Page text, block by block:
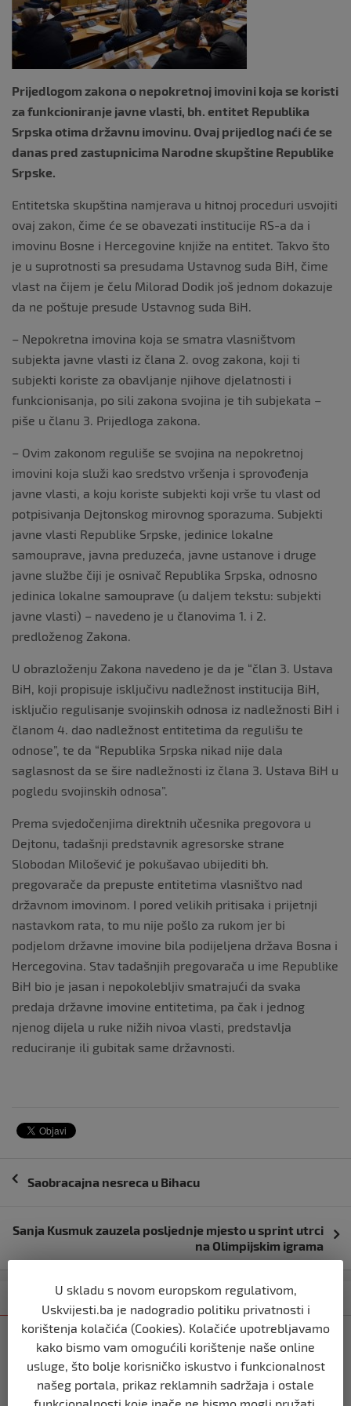
Prijedlogom zakona o nepokretnoj imovini koja se koristi
za funkcioniranje javne vlasti, bh. entitet Republika
Srpska otima državnu imovinu. Ovaj prijedlog naći će se
danas pred zastupnicima Narodne skupštine Republike
Srpske.
Entitetska skupština namjerava u hitnoj proceduri usvojiti
ovaj zakon, čime će se obavezati institucije RS-a da i
imovinu Bosne i Hercegovine knjiže na entitet. Takvo što
je u suprotnosti sa presudama Ustavnog suda BiH, čime
vlast na čijem je čelu Milorad Dodik još jednom dokazuje
da ne poštuje presude Ustavnog suda BiH.
– Nepokretna imovina koja se smatra vlasništvom
subjekta javne vlasti iz člana 2. ovog zakona, koji ti
subjekti koriste za obavljanje njihove djelatnosti i
funkcionisanja, po sili zakona svojina je tih subjekata –
piše u članu 3. Prijedloga zakona.
– Ovim zakonom reguliše se svojina na nepokretnoj
imovini koja služi kao sredstvo vršenja i sprovođenja
javne vlasti, a koju koriste subjekti koji vrše tu vlast od
potpisivanja Dejtonskog mirovnog sporazuma. Subjekti
javne vlasti Republike Srpske, jedinice lokalne
samouprave, javna preduzeća, javne ustanove i druge
javne službe čiji je osnivač Republika Srpska, odnosno
jedinica lokalne samouprave (u daljem tekstu: subjekti
javne vlasti) – navedeno je u članovima 1. i 2.
predloženog Zakona.
U obrazloženju Zakona navedeno je da je “član 3. Ustava
BiH, koji propisuje isključivu nadležnost institucija BiH,
isključio regulisanje svojinskih odnosa iz nadležnosti BiH i
članom 4. dao nadležnost entitetima da regulišu te
odnose”, te da “Republika Srpska nikad nije dala
saglasnost da se šire nadležnosti iz člana 3. Ustava BiH u
pogledu svojinskih odnosa”.
Prema svjedočenjima direktnih učesnika pregovora u
Dejtonu, tadašnji predstavnik agresorske strane
Slobodan Milošević je pokušavao ubijediti bh.
pregovarače da prepuste entitetima vlasništvo nad
državnom imovinom. I pored velikih pritisaka i prijetnji
nastavkom rata, to mu nije pošlo za rukom jer bi
podjelom državne imovine bila podijeljena država Bosna i
Hercegovina. Stav tadašnjih pregovarača u ime Republike
BiH bio je jasan i nepokolebljiv smatrajući da svaka
predaja državne imovine entitetima, pa čak i jednog
njenog dijela u ruke nižih nivoa vlasti, predstavlja
reduciranje ili gubitak same državnosti.
Navigacija
Saobracajna nesreca u Bihacu
Sanja Kusmuk zauzela posljednje mjesto u sprint utrci
na Olimpijskim igrama
Kategorija Najnovije Najčitanije
Ravnopravnost da — politička
manipulacija ne
prije 2 mjeseca
U skladu s novom europskom regulativom,
Uskvijesti.ba je nadogradio politiku privatnosti i
korištenja kolačića (Cookies). Kolačiće upotrebljavamo
kako bismo vam omogućili korištenje naše online
usluge, što bolje korisničko iskustvo i funkcionalnost
našeg portala, prikaz reklamnih sadržaja i ostale